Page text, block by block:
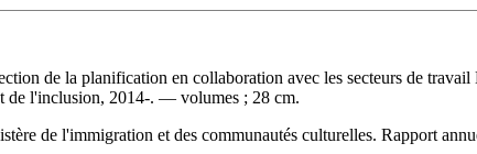
de la planification en collaboration avec les secteurs de
de l'inclusion, 2014-. — volumes ; 28 cm.
de l'immigration et des communautés culturelles. Rapport